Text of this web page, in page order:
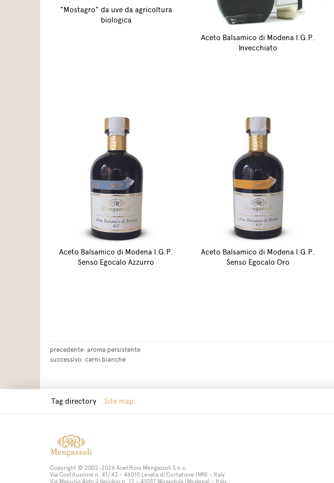
"Mostagro" da uve da agricoltura
biologica
Aceto Balsamico di Modena I.G.P.
Invecchiato
Aceto Balsamico di Modena I.G.P.
Senso Egocalo Azzurro
Aceto Balsamico di Modena I.G.P.
Senso Egocalo Oro
precedente: aroma persistente
successivo: carni bianche
Tag directory Site map
Copyright © 2002-2026 Acetificio Mengazzoli S.n.c.
Via Costituzione n. 41/43 - 46010 Levata di Curtatone (MN) - Italy
Via Manuzio Aldo il Vecchio n. 12 - 41037 Mirandola (Modena) - Italy